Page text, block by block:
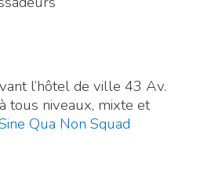
l’hôtel de ville 43 Av.
tous niveaux, mixte et
Qua Non Squad